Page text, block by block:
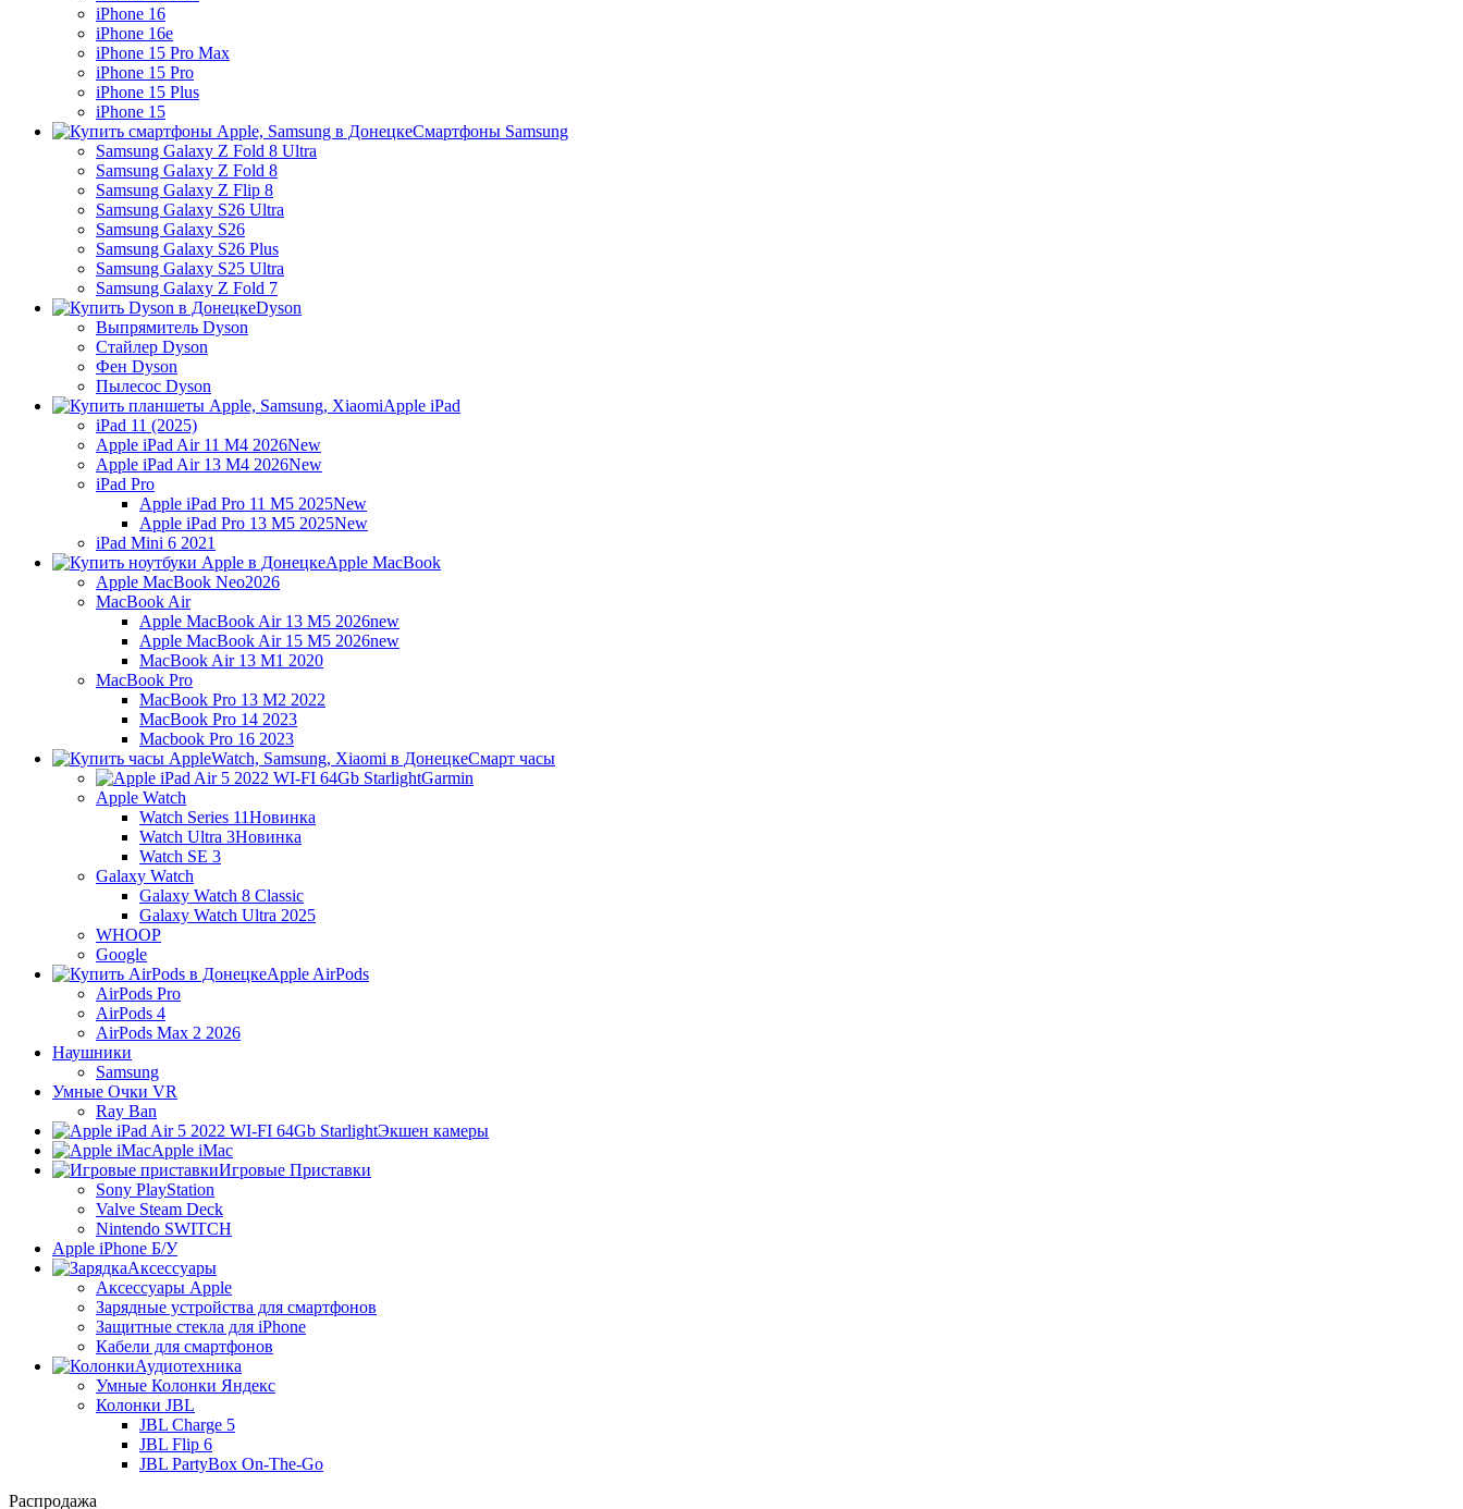
iPhone 16
iPhone 16e
iPhone 15 Pro Max
iPhone 15 Pro
iPhone 15 Plus
iPhone 15
Смартфоны Samsung
Samsung Galaxy Z Fold 8 Ultra
Samsung Galaxy Z Fold 8
Samsung Galaxy Z Flip 8
Samsung Galaxy S26 Ultra
Samsung Galaxy S26
Samsung Galaxy S26 Plus
Samsung Galaxy S25 Ultra
Samsung Galaxy Z Fold 7
Dyson
Выпрямитель Dyson
Стайлер Dyson
Фен Dyson
Пылесос Dyson
Apple iPad
iPad 11 (2025)
Apple iPad Air 11 M4 2026New
Apple iPad Air 13 M4 2026New
iPad Pro
Apple iPad Pro 11 M5 2025New
Apple iPad Pro 13 M5 2025New
iPad Mini 6 2021
Apple MacBook
Apple MacBook Neo2026
MacBook Air
Apple MacBook Air 13 M5 2026new
Apple MacBook Air 15 M5 2026new
MacBook Air 13 M1 2020
MacBook Pro
MacBook Pro 13 M2 2022
MacBook Pro 14 2023
Macbook Pro 16 2023
Смарт часы
Garmin
Apple Watch
Watch Series 11Новинка
Watch Ultra 3Новинка
Watch SE 3
Galaxy Watch
Galaxy Watch 8 Classic
Galaxy Watch Ultra 2025
WHOOP
Google
Apple AirPods
AirPods Pro
AirPods 4
AirPods Max 2 2026
Наушники
Samsung
Умные Очки VR
Ray Ban
Экшен камеры
Apple iMac
Игровые Приставки
Sony PlayStation
Valve Steam Deck
Nintendo SWITCH
Apple iPhone Б/У
Аксессуары
Аксессуары Apple
Зарядные устройства для смартфонов
Защитные стекла для iPhone
Кабели для смартфонов
Аудиотехника
Умные Колонки Яндекс
Колонки JBL
JBL Charge 5
JBL Flip 6
JBL PartyBox On-The-Go
Распродажа